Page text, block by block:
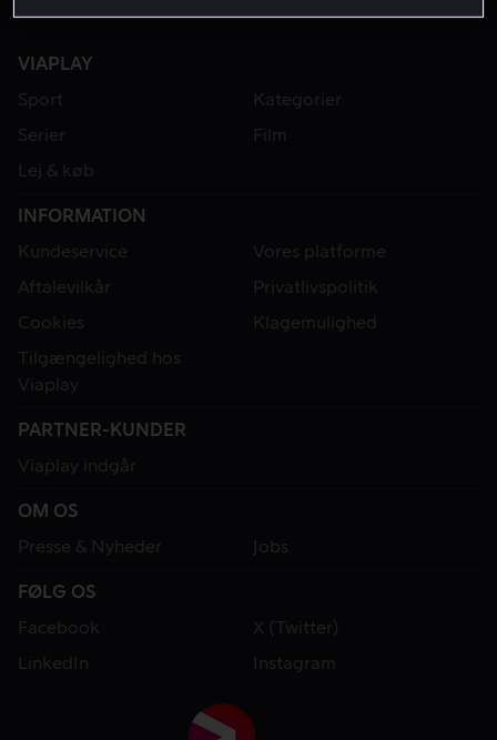
VIAPLAY
Sport
Kategorier
Serier
Film
Lej & køb
INFORMATION
Kundeservice
Vores platforme
Aftalevilkår
Privatlivspolitik
Cookies
Klagemulighed
Tilgængelighed hos
Viaplay
PARTNER-KUNDER
Viaplay indgår
OM OS
Presse & Nyheder
Jobs
FØLG OS
Facebook
X (Twitter)
LinkedIn
Instagram